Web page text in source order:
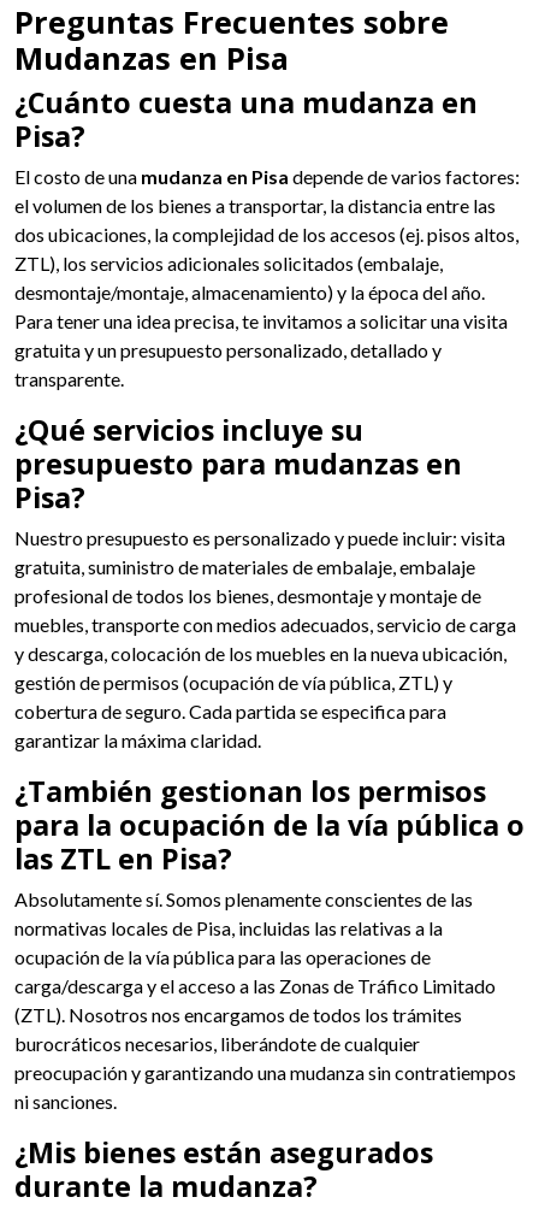
Preguntas Frecuentes sobre
Mudanzas en Pisa
¿Cuánto cuesta una mudanza en
Pisa?
El costo de una mudanza en Pisa depende de varios factores:
el volumen de los bienes a transportar, la distancia entre las
dos ubicaciones, la complejidad de los accesos (ej. pisos altos,
ZTL), los servicios adicionales solicitados (embalaje,
desmontaje/montaje, almacenamiento) y la época del año.
Para tener una idea precisa, te invitamos a solicitar una visita
gratuita y un presupuesto personalizado, detallado y
transparente.
¿Qué servicios incluye su
presupuesto para mudanzas en
Pisa?
Nuestro presupuesto es personalizado y puede incluir: visita
gratuita, suministro de materiales de embalaje, embalaje
profesional de todos los bienes, desmontaje y montaje de
muebles, transporte con medios adecuados, servicio de carga
y descarga, colocación de los muebles en la nueva ubicación,
gestión de permisos (ocupación de vía pública, ZTL) y
cobertura de seguro. Cada partida se especifica para
garantizar la máxima claridad.
¿También gestionan los permisos
para la ocupación de la vía pública o
las ZTL en Pisa?
Absolutamente sí. Somos plenamente conscientes de las
normativas locales de Pisa, incluidas las relativas a la
ocupación de la vía pública para las operaciones de
carga/descarga y el acceso a las Zonas de Tráfico Limitado
(ZTL). Nosotros nos encargamos de todos los trámites
burocráticos necesarios, liberándote de cualquier
preocupación y garantizando una mudanza sin contratiempos
ni sanciones.
¿Mis bienes están asegurados
durante la mudanza?